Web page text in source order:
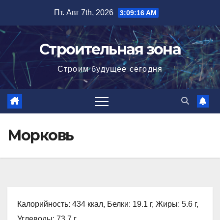
содержимому
Пт. Авг 7th, 2026 3:09:17 AM
Строительная зона
Строим будущее сегодня
Морковь
Калорийность: 434 ккал, Белки: 19.1 г, Жиры: 5.6 г,